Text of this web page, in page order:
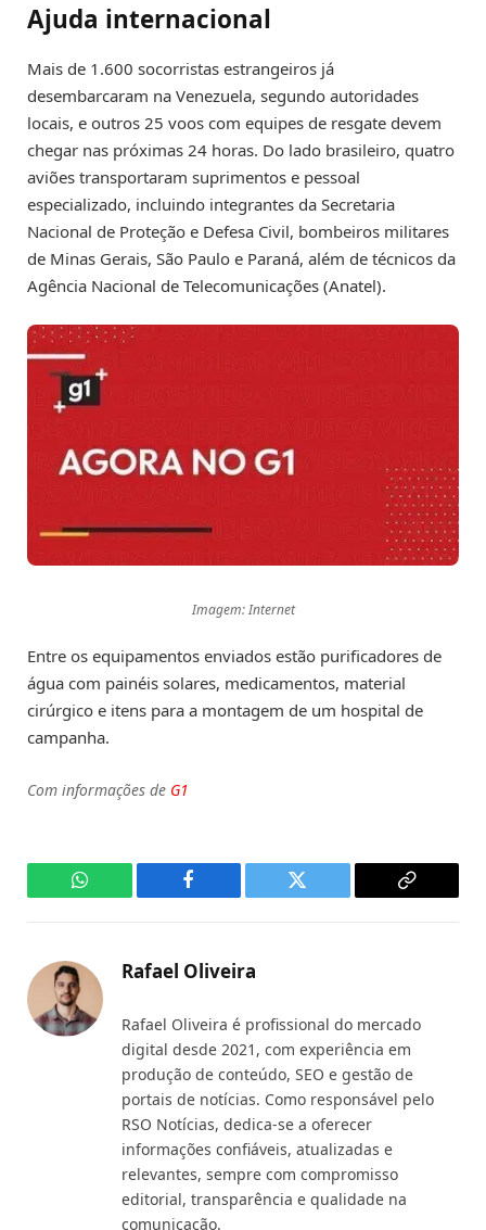
Ajuda internacional
Mais de 1.600 socorristas estrangeiros já
desembarcaram na Venezuela, segundo autoridades
locais, e outros 25 voos com equipes de resgate devem
chegar nas próximas 24 horas. Do lado brasileiro, quatro
aviões transportaram suprimentos e pessoal
especializado, incluindo integrantes da Secretaria
Nacional de Proteção e Defesa Civil, bombeiros militares
de Minas Gerais, São Paulo e Paraná, além de técnicos da
Agência Nacional de Telecomunicações (Anatel).
Imagem: Internet
Entre os equipamentos enviados estão purificadores de
água com painéis solares, medicamentos, material
cirúrgico e itens para a montagem de um hospital de
campanha.
Com informações de G1
WhatsApp Facebook Twitter
Copy
Rafael Oliveira
Rafael Oliveira é profissional do mercado
digital desde 2021, com experiência em
produção de conteúdo, SEO e gestão de
portais de notícias. Como responsável pelo
RSO Notícias, dedica-se a oferecer
informações confiáveis, atualizadas e
relevantes, sempre com compromisso
editorial, transparência e qualidade na
comunicação.